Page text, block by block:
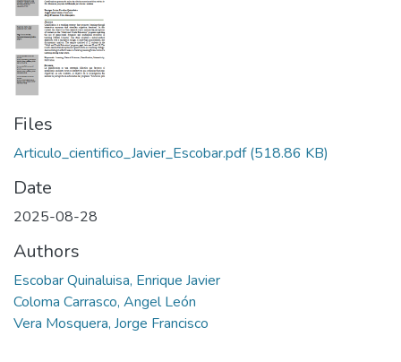
Files
Articulo_cientifico_Javier_Escobar.pdf(518.86 KB)
Date
2025-08-28
Authors
Escobar Quinaluisa, Enrique Javier
Coloma Carrasco, Angel León
Vera Mosquera, Jorge Francisco